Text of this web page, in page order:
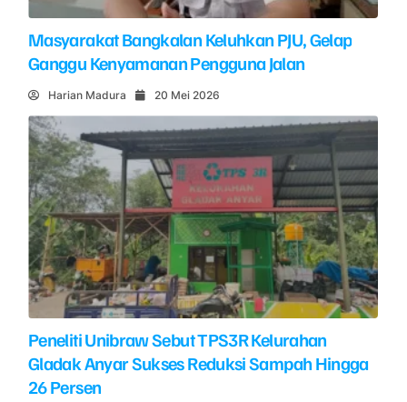
Masyarakat Bangkalan Keluhkan PJU, Gelap
Ganggu Kenyamanan Pengguna Jalan
Harian Madura 20 Mei 2026
Peneliti Unibraw Sebut TPS3R Kelurahan
Gladak Anyar Sukses Reduksi Sampah Hingga
26 Persen